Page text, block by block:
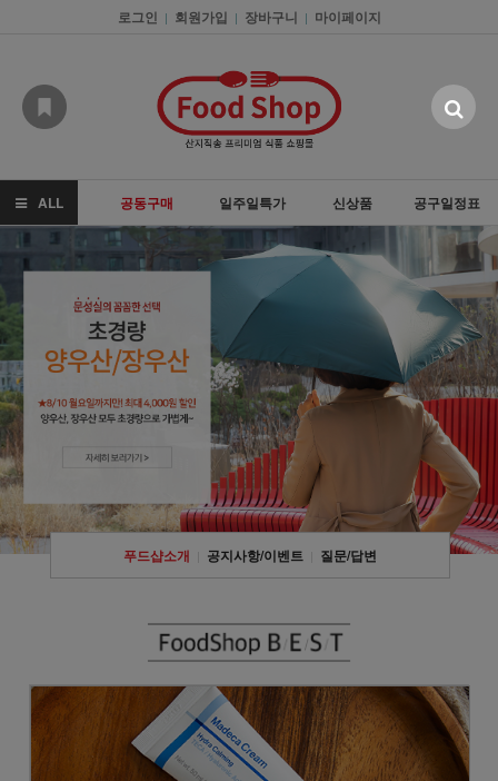
로그인 | 회원가입 | 장바구니 | 마이페이지
ALL 공동구매 일주일특가 신상품 공구일정표
푸드샵소개 공지사항/이벤트 질문/답변